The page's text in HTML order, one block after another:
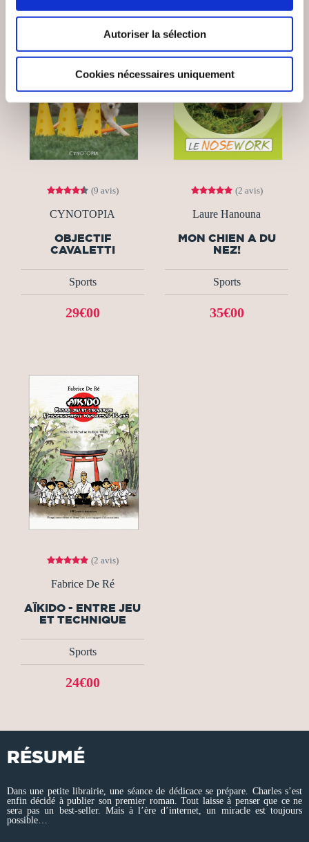
Autoriser la sélection
Cookies nécessaires uniquement
coeur
(9 avis)
CYNOTOPIA
OBJECTIF
CAVALETTI
Sports
29€00
(2 avis)
Laure Hanouna
MON CHIEN A DU
NEZ!
Sports
35€00
(2 avis)
Fabrice De Ré
AÏKIDO - ENTRE JEU
ET TECHNIQUE
Sports
24€00
RÉSUMÉ
Dans une petite librairie, une séance de dédicace se prépare. Charles s’est
enfin décidé à publier son premier roman. Tout laisse à penser que ce ne
sera pas un best-seller. Mais à l’ère d’internet, un miracle est toujours
possible…